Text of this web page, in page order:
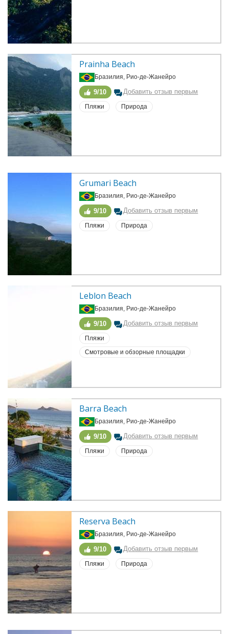
Prainha Beach
Бразилия, Рио-де-Жанейро
9/10 Добавить отзыв первым
Пляжи Природа
Grumari Beach
Бразилия, Рио-де-Жанейро
9/10 Добавить отзыв первым
Пляжи Природа
Leblon Beach
Бразилия, Рио-де-Жанейро
9/10 Добавить отзыв первым
Пляжи
Смотровые и обзорные площадки
Barra Beach
Бразилия, Рио-де-Жанейро
9/10 Добавить отзыв первым
Пляжи Природа
Reserva Beach
Бразилия, Рио-де-Жанейро
9/10 Добавить отзыв первым
Пляжи Природа